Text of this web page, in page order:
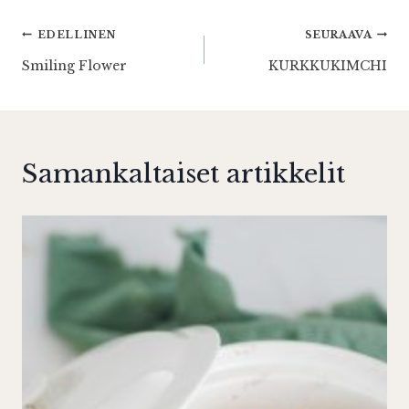
Artikkelien
selaus
EDELLINEN
Smiling Flower
SEURAAVA
KURKKUKIMCHI
Samankaltaiset artikkelit